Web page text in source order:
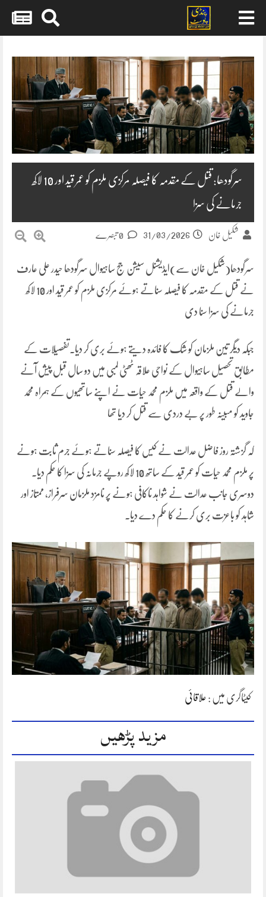
content
سرگودھا: قتل کے مقدمہ کا فیصلہ مرکزی ملزم کو عمر قید اور 10 لاکھ
جرمانے کی سزا
شکیل خان 31/03/2026
سرگودھا(شکیل خان سے)ایڈیشنل سیشن جج ساہیوال سرگودھا حیدر علی عارف
نے قتل کے مقدمہ کا فیصلہ سناتے ہوئے مرکزی ملزم کو عمر قید اور 10 لاکھ
جرمانے کی سزا سنا دی
جبکہ دیگر تین ملزمان کو شک کا فائدہ دیتے ہوئے بری کر دیا۔تفصیلات کے
مطابق تحصیل ساہیوال کے نواحی علاقہ ٹھٹی لمبی میں دو سال قبل پیش آنے
والے قتل کے واقعہ میں ملزم محمد حیات نے اپنے ساتھیوں کے ہمراہ محمد
جاوید کو مبینہ طور پر بے دردی سے قتل کر دیا تھا
کہ گزشتہ روز فاضل عدالت نے کیس کا فیصلہ سناتے ہوئے جرم ثابت ہونے
پر ملزم محمد حیات کو عمر قید کے ساتھ 10 لاکھ روپے جرمانہ کی سزا کا حکم دیا۔
دوسری جانب عدالت نے شواہد ناکافی ہونے پر نامزد ملزمان سرفراز، ممتاز اور
شاہد کو باعزت بری کرنے کا حکم دے دیا۔
کیٹاگری میں : علاقائی
مزید پڑھیں